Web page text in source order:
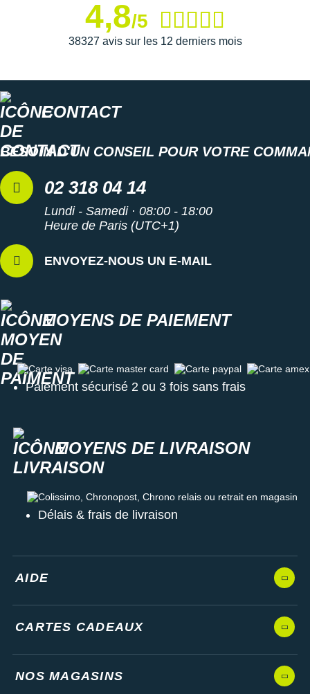
4,8/5
38327 avis sur les 12 derniers mois
CONTACT
BESOIN D'UN CONSEIL POUR VOTRE
02 318 04 14
Lundi - Samedi · 08:00 - 18:00
Heure de Paris (UTC+1)
ENVOYEZ-NOUS UN E-MAIL
MOYENS DE PAIEMENT
Carte visa Carte master card Carte paypal Carte amex
Paiement sécurisé 2 ou 3 fois sans frais
MOYENS DE LIVRAISON
Colissimo, Chronopost, Chrono relais ou retrait en magasin
Délais & frais de livraison
AIDE
CARTES CADEAUX
NOS MAGASINS